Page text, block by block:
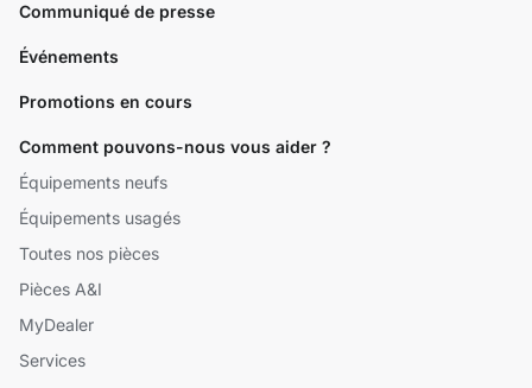
Communiqué de presse
Événements
Promotions en cours
Comment pouvons-nous vous aider ?
Équipements neufs
Équipements usagés
Toutes nos pièces
Pièces A&I
MyDealer
Services